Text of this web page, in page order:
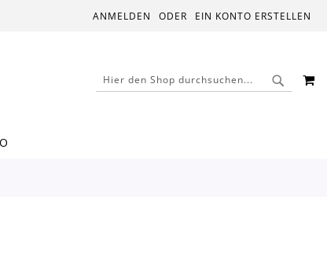
ANMELDEN EIN KONTO ERSTELLEN
SUCHE